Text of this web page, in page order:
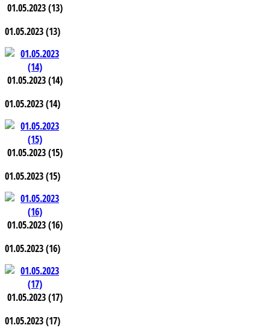
01.05.2023 (13)
01.05.2023 (13)
01.05.2023 (14)
01.05.2023 (14)
01.05.2023 (15)
01.05.2023 (15)
01.05.2023 (16)
01.05.2023 (16)
01.05.2023 (17)
01.05.2023 (17)